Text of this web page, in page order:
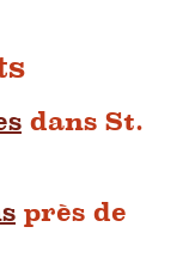
dans St.
près de